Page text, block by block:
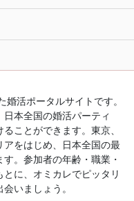
活ポータルサイトです。
本全国の婚活パーティ
ことができます。東京、
をはじめ、日本全国の最
。参加者の年齢・職業・
に、オミカレでピッタリ
いましょう。